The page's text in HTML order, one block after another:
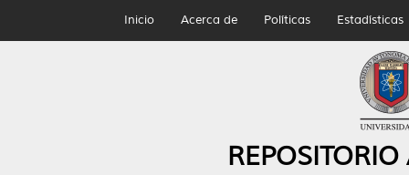
Inicio Acerca de Políticas Estadísticas